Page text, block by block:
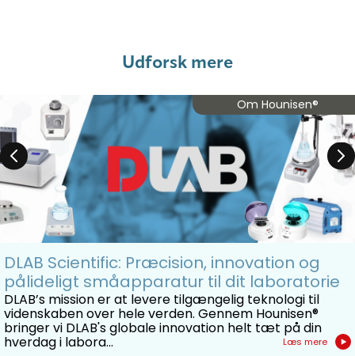
Udforsk mere
Om Hounisen®
DLAB Scientific: Præcision, innovation og
pålideligt småapparatur til dit laboratorie
DLAB’s mission er at levere tilgængelig teknologi til
videnskaben over hele verden. Gennem Hounisen®
bringer vi DLAB's globale innovation helt tæt på din
hverdag i labora... Læs mere